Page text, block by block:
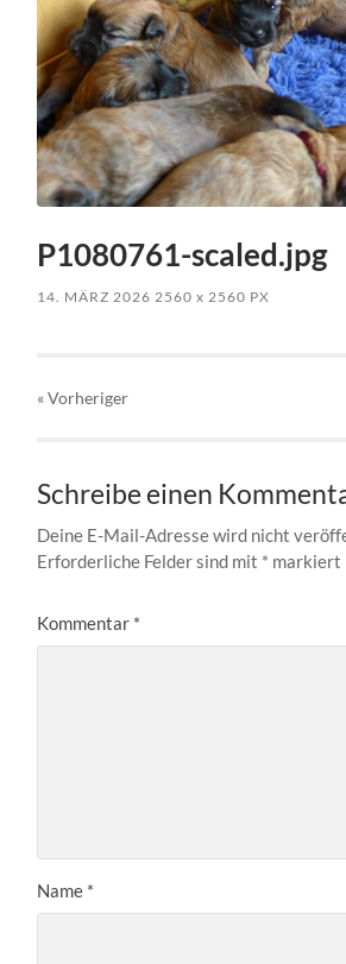
P1080761-scaled.jpg
14. MÄRZ 2026 2560x 2560 PX
« Vorheriger
Schreibe einen
Deine E-Mail-Adresse wird nicht
Erforderliche Felder sind mit * markiert
Kommentar *
Name *